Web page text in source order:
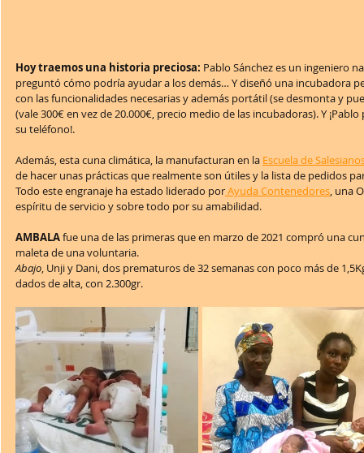
Hoy traemos una historia preciosa: Pablo Sánchez es un ingeniero
preguntó cómo podría ayudar a los demás… Y diseñó una incubadora
con las funcionalidades necesarias y además portátil (se desmonta y
(vale 300€ en vez de 20.000€, precio medio de las incubadoras). Y
su teléfono!.
Además, esta cuna climática, la manufacturan en la Escuela de
de hacer unas prácticas que realmente son útiles y la lista de pedidos
Todo este engranaje ha estado liderado por Ayuda Contenedores , una
espíritu de servicio y sobre todo por su amabilidad.
AMBALA fue una de las primeras que en marzo de 2021 compró una
maleta de una voluntaria.
Abajo , Unji y Dani, dos prematuros de 32 semanas con poco más de
dados de alta, con 2.300gr.